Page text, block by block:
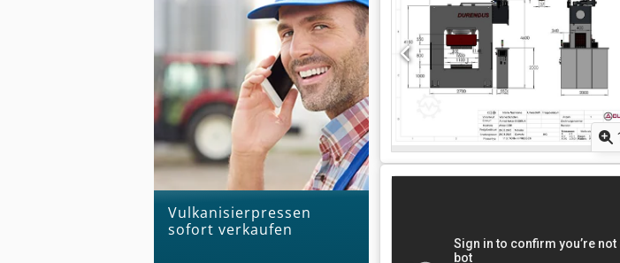
Vulkanisierpressen
sofort verkaufen